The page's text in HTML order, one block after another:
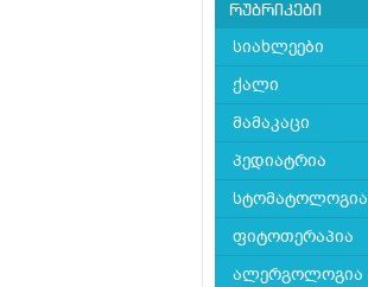
რუბრიკები
სიახლეები
ქალი
მამაკაცი
პედიატრია
სტომატოლოგია
ფიტოთერაპია
ალერგოლოგია